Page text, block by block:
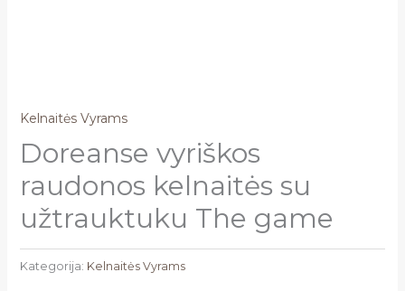
Kelnaitės Vyrams
Doreanse vyriškos
raudonos kelnaitės su
užtrauktuku The game
Kategorija: Kelnaitės Vyrams